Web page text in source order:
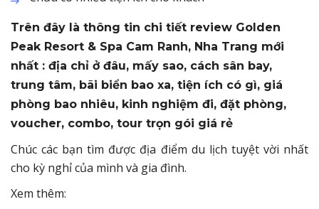
Trên đây là thông tin chi tiết review Golden
Peak Resort & Spa Cam Ranh, Nha Trang mới
nhất : địa chỉ ở đâu, mấy sao, cách sân bay,
trung tâm, bãi biển bao xa, tiện ích có gì, giá
phòng bao nhiêu, kinh nghiệm đi, đặt phòng,
voucher, combo, tour trọn gói giá rẻ
Chúc các bạn tìm được địa điểm du lịch tuyệt vời nhất
cho kỳ nghỉ của mình và gia đình.
Xem thêm: